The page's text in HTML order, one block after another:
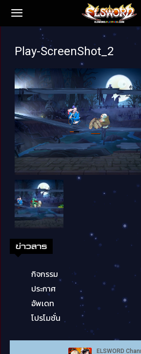
Play-ScreenShot_2
ข่าวสาร
กิจกรรม
ประกาศ
อัพเดท
โปรโมชั่น